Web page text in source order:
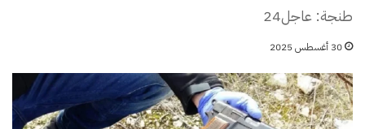
طنجة: عاجل24
30 أغسطس 2025